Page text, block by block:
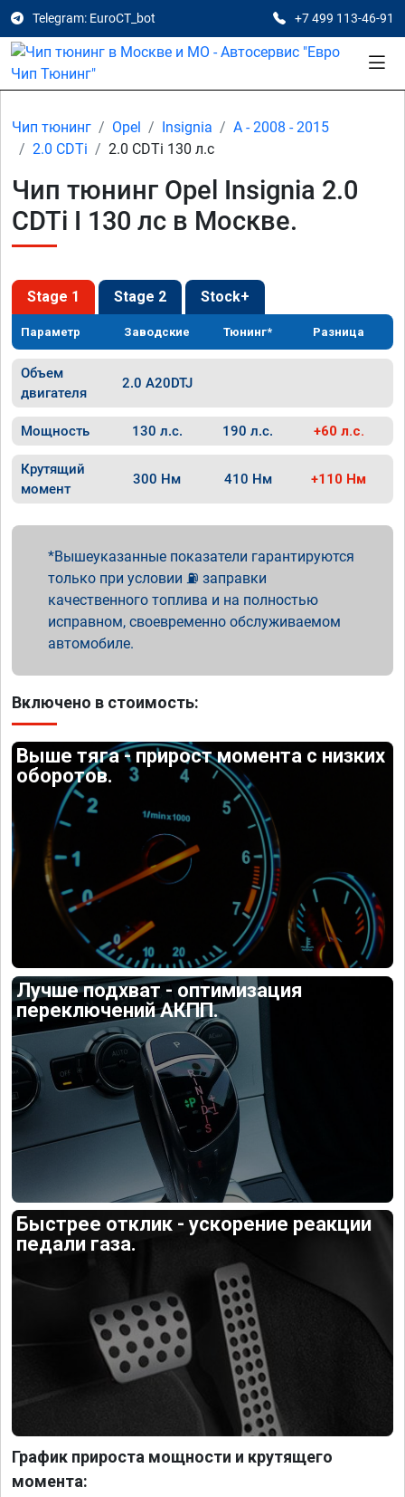
Telegram: EuroCT_bot +7 499 113-46-91
Чип тюнинг Opel Insignia
A - 2008 - 2015
2.0 CDTi
2.0 CDTi 130 л.с
Чип тюнинг Opel Insignia 2.0
CDTi I 130 лс в Москве.
Stage 1 Stage 2 Stock+
Параметр Заводские Тюнинг* Разница
Объем
двигателя
2.0 A20DTJ
Мощность 130 л.с. 190 л.с. +60 л.с.
Крутящий
момент
300 Нм 410 Нм +110 Нм
Вышеуказанные показатели гарантируются
только при условии ⛽ заправки
качественного топлива и на полностью
исправном, своевременно обслуживаемом
автомобиле.
Включено в стоимость:
Выше тяга - прирост момента с низких
оборотов.
Лучше подхват - оптимизация
переключений АКПП.
Быстрее отклик - ускорение реакции
педали газа.
График прироста мощности и крутящего
момента: